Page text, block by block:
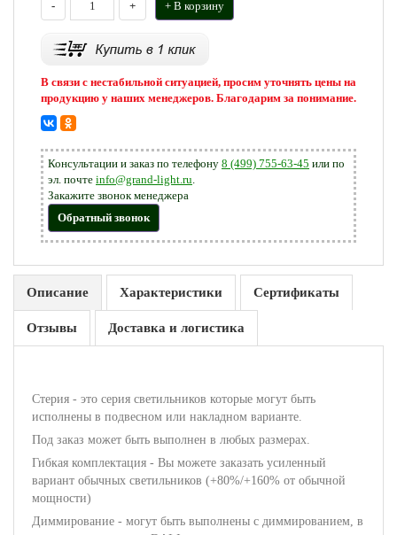
- + + В корзину
В связи с нестабильной ситуацией, просим уточнять цены на
продукцию у наших менеджеров. Благодарим за понимание.
Консультации и заказ по телефону 8 (499) 755-63-45 или по
эл. почте info@grand-light.ru.
Закажите звонок менеджера
Обратный звонок
Описание Характеристики Сертификаты
Отзывы Доставка и логистика
Стерия - это серия светильников которые могут быть
исполнены в подвесном или накладном варианте.
Под заказ может быть выполнен в любых размерах.
Гибкая комплектация - Вы можете заказать усиленный
вариант обычных светильников (+80%/+160% от обычной
мощности)
Диммирование - могут быть выполнены с диммированием, в